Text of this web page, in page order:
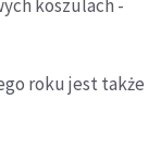
koszulach -
roku jest także